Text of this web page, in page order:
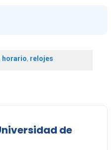
horario, relojes
de